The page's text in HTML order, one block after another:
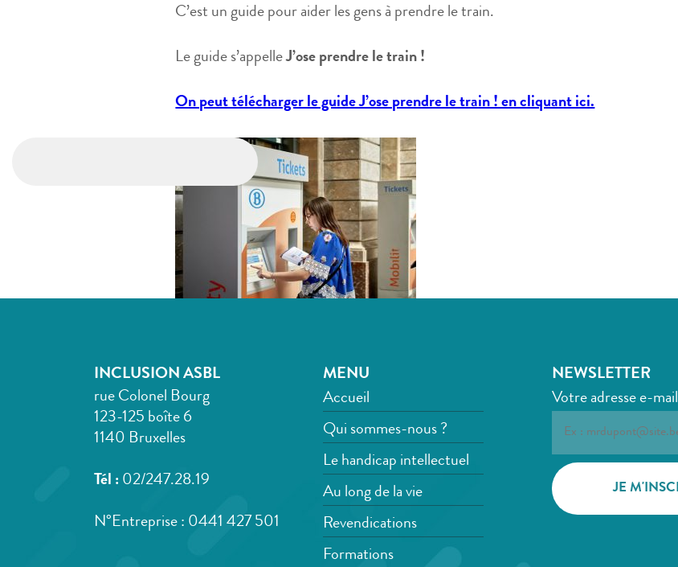
C’est un guide pour aider les gens à prendre le train.
Le guide s’appelleJ’ose prendre le train !
On peut télécharger le guide J’ose prendre le train ! en cliquant ici.
INCLUSION ASBL
rue Colonel Bourg
123-125 boîte 6
1140 Bruxelles
Tél : 02/247.28.19
N°Entreprise : 0441 427 501
MENU
Accueil
Qui sommes-nous ?
Le handicap intellectuel
Au long de la vie
Revendications
Formations
NEWSLETTER
Votre adresse e-mail